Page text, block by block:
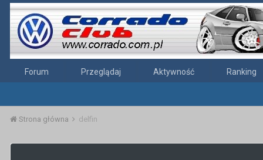
Forum Przeglądaj Aktywność Ranking
Strona główna delfin